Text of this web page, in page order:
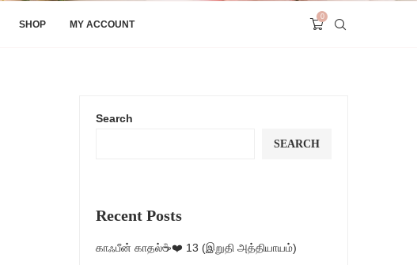
SHOP MY ACCOUNT
0
Search
SEARCH
Recent Posts
காஃபீன் காதல்☕❤️ 13 (இறுதி அத்தியாயம்)